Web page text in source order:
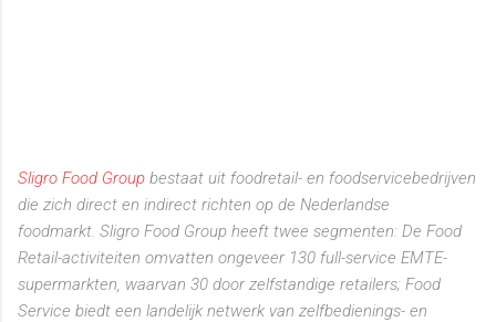
Sligro Food Group bestaat uit foodretail- en foodservicebedrijven
die zich direct en indirect richten op de Nederlandse
foodmarkt. Sligro Food Group heeft twee segmenten: De Food
Retail-activiteiten omvatten ongeveer 130 full-service EMTE-
supermarkten, waarvan 30 door zelfstandige retailers; Food
Service biedt een landelijk netwerk van zelfbedienings- en